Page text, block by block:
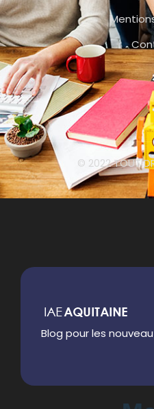
© 2022 TOUT
Blog pour les